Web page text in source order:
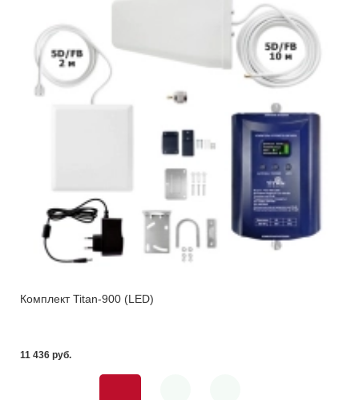
Комплект Titan-900 (LED)
11 436 pуб.